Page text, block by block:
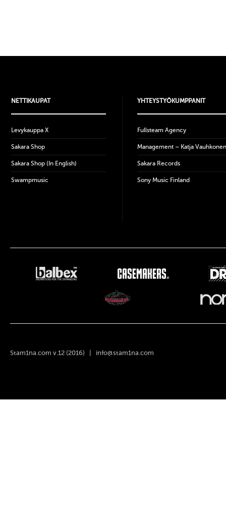
NETTIKAUPAT
Levykauppa X
Sakara Shop
Sakara Shop (In English)
Swampmusic
YHTEYSTYÖKUMPPANIT
Fullsteam Agency
Management – Katja Vauhkonen
Sakara Records
Sony Music Finland
Stam1na.com v.12 (2016) | info@stam1na.com